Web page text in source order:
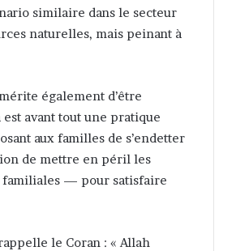
similaire dans le secteur
naturelles, mais peinant à
également d’être
avant tout une pratique
aux familles de s’endetter
de mettre en péril les
familiales — pour satisfaire
le Coran : « Allah